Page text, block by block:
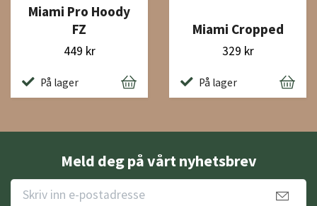
Miami Pro Hoody
FZ
449 kr
På lager
Miami Cropped
329 kr
På lager
Meld deg på vårt nyhetsbrev